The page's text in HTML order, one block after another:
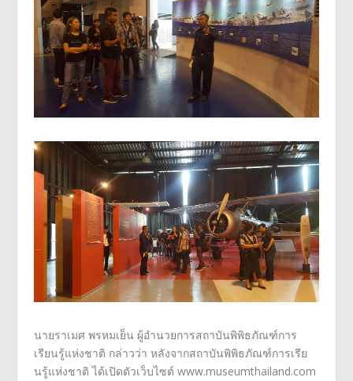
นายราเมศ พรหมเย็น ผู้อำนวยการสถาบันพิพิธภัณฑ์การ
เรียนรู้แห่งชาติ กล่าวว่า หลังจากสถาบันพิพิธภัณฑ์การเรีย
นรู้แห่งชาติได้เปิดตัวเว็บไซต์ www.museumthailand.com